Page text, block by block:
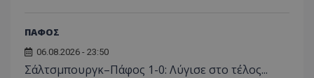
ΠΑΦΟΣ
06.08.2026 - 23:50
Σάλτσμπουργκ–Πάφος 1-0: Λύγισε στο τέλος...